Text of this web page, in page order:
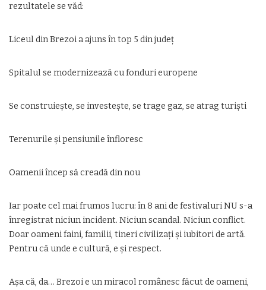
rezultatele se văd:
Liceul din Brezoi a ajuns în top 5 din județ
Spitalul se modernizează cu fonduri europene
Se construiește, se investește, se trage gaz, se atrag turiști
Terenurile și pensiunile înfloresc
Oamenii încep să creadă din nou
Iar poate cel mai frumos lucru: în 8 ani de festivaluri NU s-a
înregistrat niciun incident. Niciun scandal. Niciun conflict.
Doar oameni faini, familii, tineri civilizați și iubitori de artă.
Pentru că unde e cultură, e și respect.
Așa că, da… Brezoi e un miracol românesc făcut de oameni,